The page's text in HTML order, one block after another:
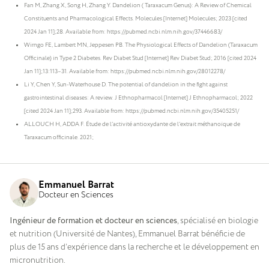
Fan M, Zhang X, Song H, Zhang Y. Dandelion ( Taraxacum Genus): A Review of Chemical
Constituents and Pharmacological Effects. Molecules [Internet] Molecules; 2023 [cited
2024 Jan 11];28. Available from: https://pubmed.ncbi.nlm.nih.gov/37446683/
Wirngo FE, Lambert MN, Jeppesen PB. The Physiological Effects of Dandelion (Taraxacum
Officinale) in Type 2 Diabetes. Rev Diabet Stud [Internet] Rev Diabet Stud; 2016 [cited 2024
Jan 11];13:113–31. Available from: https://pubmed.ncbi.nlm.nih.gov/28012278/
Li Y, Chen Y, Sun-Waterhouse D. The potential of dandelion in the fight against
gastrointestinal diseases: A review. J Ethnopharmacol [Internet] J Ethnopharmacol; 2022
[cited 2024 Jan 11];293. Available from: https://pubmed.ncbi.nlm.nih.gov/35405251/
ALLOUCH H, ADDA F. Étude de l’activité antioxydante de l’extrait méthanoïque de
Taraxacum officinale. 2021;
Emmanuel Barrat
Docteur en Sciences
Ingénieur de formation et docteur en sciences, spécialisé en biologie
et nutrition (Université de Nantes), Emmanuel Barrat bénéficie de
plus de 15 ans d’expérience dans la recherche et le développement en
micronutrition.